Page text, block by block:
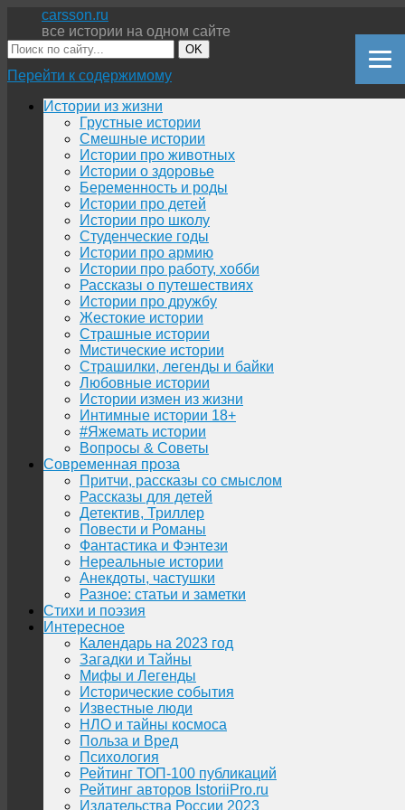
carsson.ru
все истории на одном сайте
OK
Перейти к содержимому
Истории из жизни
Грустные истории
Смешные истории
Истории про животных
Истории о здоровье
Беременность и роды
Истории про детей
Истории про школу
Студенческие годы
Истории про армию
Истории про работу, хобби
Рассказы о путешествиях
Истории про дружбу
Жестокие истории
Страшные истории
Мистические истории
Страшилки, легенды и байки
Любовные истории
Истории измен из жизни
Интимные истории 18+
#Яжемать истории
Вопросы & Советы
Современная проза
Притчи, рассказы со смыслом
Рассказы для детей
Детектив, Триллер
Повести и Романы
Фантастика и Фэнтези
Нереальные истории
Анекдоты, частушки
Разное: статьи и заметки
Стихи и поэзия
Интересное
Календарь на 2023 год
Загадки и Тайны
Мифы и Легенды
Исторические события
Известные люди
НЛО и тайны космоса
Польза и Вред
Психология
Рейтинг ТОП-100 публикаций
Рейтинг авторов IstoriiPro.ru
Издательства России 2023